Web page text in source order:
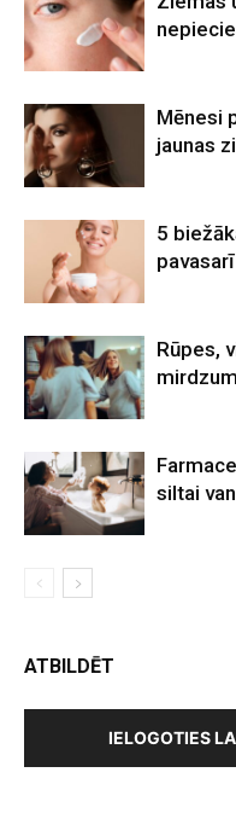
Mēnesi
jaunas
5
pavasarī
Rūpes,
siltai
ATBILDĒT
IELOGOTIES